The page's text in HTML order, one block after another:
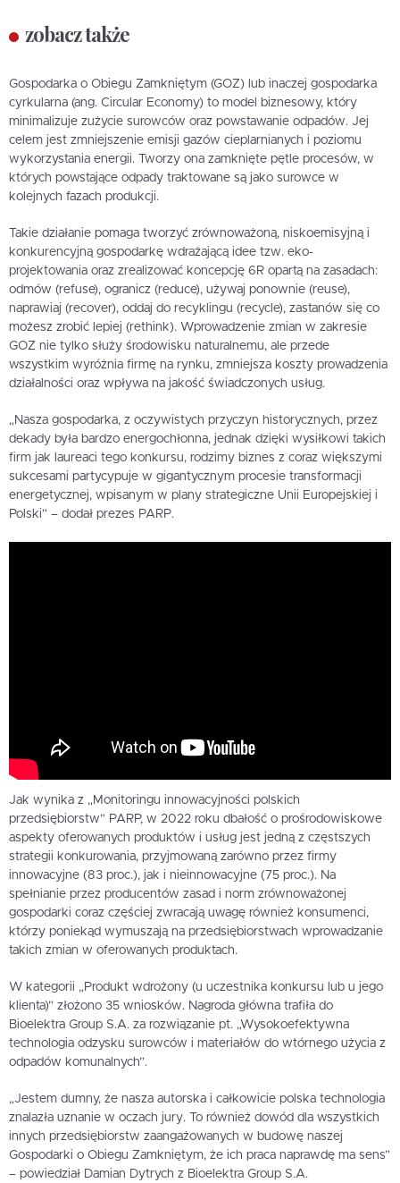
zobacz także
Gospodarka o Obiegu Zamkniętym (GOZ) lub inaczej gospodarka
cyrkularna (ang. Circular Economy) to model biznesowy, który
minimalizuje zużycie surowców oraz powstawanie odpadów. Jej
celem jest zmniejszenie emisji gazów cieplarnianych i poziomu
wykorzystania energii. Tworzy ona zamknięte pętle procesów, w
których powstające odpady traktowane są jako surowce w
kolejnych fazach produkcji.
Takie działanie pomaga tworzyć zrównoważoną, niskoemisyjną i
konkurencyjną gospodarkę wdrażającą idee tzw. eko-
projektowania oraz zrealizować koncepcję 6R opartą na zasadach:
odmów (refuse), ogranicz (reduce), używaj ponownie (reuse),
naprawiaj (recover), oddaj do recyklingu (recycle), zastanów się co
możesz zrobić lepiej (rethink). Wprowadzenie zmian w zakresie
GOZ nie tylko służy środowisku naturalnemu, ale przede
wszystkim wyróżnia firmę na rynku, zmniejsza koszty prowadzenia
działalności oraz wpływa na jakość świadczonych usług.
„Nasza gospodarka, z oczywistych przyczyn historycznych, przez
dekady była bardzo energochłonna, jednak dzięki wysiłkowi takich
firm jak laureaci tego konkursu, rodzimy biznes z coraz większymi
sukcesami partycypuje w gigantycznym procesie transformacji
energetycznej, wpisanym w plany strategiczne Unii Europejskiej i
Polski” – dodał prezes PARP.
Jak wynika z „Monitoringu innowacyjności polskich
przedsiębiorstw” PARP, w 2022 roku dbałość o prośrodowiskowe
aspekty oferowanych produktów i usług jest jedną z częstszych
strategii konkurowania, przyjmowaną zarówno przez firmy
innowacyjne (83 proc.), jak i nieinnowacyjne (75 proc.). Na
spełnianie przez producentów zasad i norm zrównoważonej
gospodarki coraz częściej zwracają uwagę również konsumenci,
którzy poniekąd wymuszają na przedsiębiorstwach wprowadzanie
takich zmian w oferowanych produktach.
W kategorii „Produkt wdrożony (u uczestnika konkursu lub u jego
klienta)” złożono 35 wniosków. Nagroda główna trafiła do
Bioelektra Group S.A. za rozwiązanie pt. „Wysokoefektywna
technologia odzysku surowców i materiałów do wtórnego użycia z
odpadów komunalnych”.
„Jestem dumny, że nasza autorska i całkowicie polska technologia
znalazła uznanie w oczach jury. To również dowód dla wszystkich
innych przedsiębiorstw zaangażowanych w budowę naszej
Gospodarki o Obiegu Zamkniętym, że ich praca naprawdę ma sens”
– powiedział Damian Dytrych z Bioelektra Group S.A.